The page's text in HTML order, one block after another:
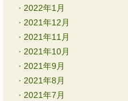
2022年1月
2021年12月
2021年11月
2021年10月
2021年9月
2021年8月
2021年7月